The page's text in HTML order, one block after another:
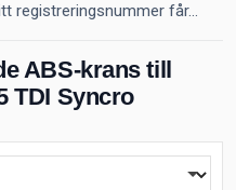
registreringsnummer får...
ABS-krans till
TDI Syncro